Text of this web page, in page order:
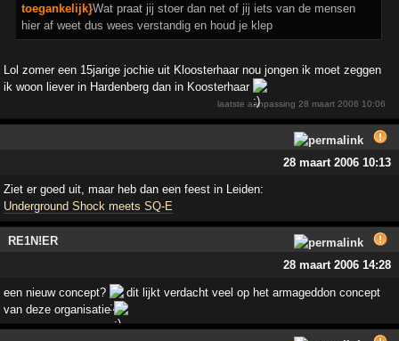
toegankelijk}Wat praat jij stoer dan net of jij iets van de mensen
hier af weet dus wees verstandig en houd je klep
Lol zomer een 15jarige jochie uit Kloosterhaar nou jongen ik moet zeggen
ik woon liever in Hardenberg dan in Koosterhaar
laatste aanpassing28 maart 2006 10:06
28 maart 2006 10:13
Ziet er goed uit, maar heb dan een feest in Leiden:
Underground Shock meets SQ-E
RE1N!ER
28 maart 2006 14:28
een nieuw concept?
dit lijkt verdacht veel op het armageddon concept
van deze organisatie